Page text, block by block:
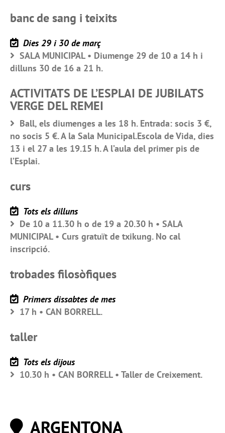
banc de sang i teixits
Dies 29 i 30 de març
SALA MUNICIPAL • Diumenge 29 de 10 a 14 h i
dilluns 30 de 16 a 21 h.
ACTIVITATS DE L’ESPLAI DE JUBILATS
VERGE DEL REMEI
Ball, els diumenges a les 18 h. Entrada: socis 3 €,
no socis 5 €. A la Sala Municipal.Escola de Vida, dies
13 i el 27 a les 19.15 h. A l’aula del primer pis de
l’Esplai.
curs
Tots els dilluns
De 10 a 11.30 h o de 19 a 20.30 h • SALA
MUNICIPAL • Curs gratuït de txikung. No cal
inscripció.
trobades filosòfiques
Primers dissabtes de mes
17 h • CAN BORRELL.
taller
Tots els dijous
10.30 h • CAN BORRELL • Taller de Creixement.
ARGENTONA